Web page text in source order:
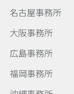
名古屋事務所
大阪事務所
広島事務所
福岡事務所